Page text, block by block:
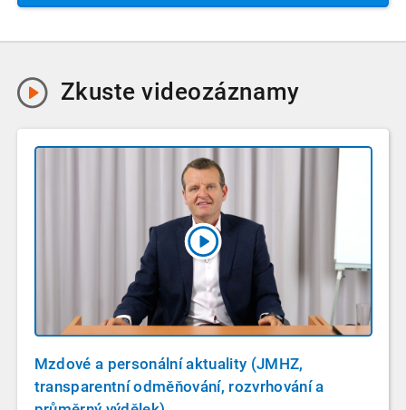
Zkustevideozáznamy
Mzdové a personální aktuality (JMHZ,
transparentní odměňování, rozvrhování a